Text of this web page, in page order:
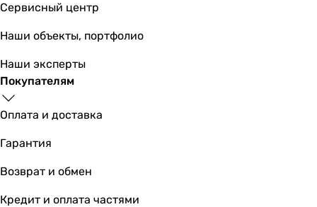
Сервисный центр
Наши объекты, портфолио
Наши эксперты
Покупателям
Оплата и доставка
Гарантия
Возврат и обмен
Кредит и оплата частями